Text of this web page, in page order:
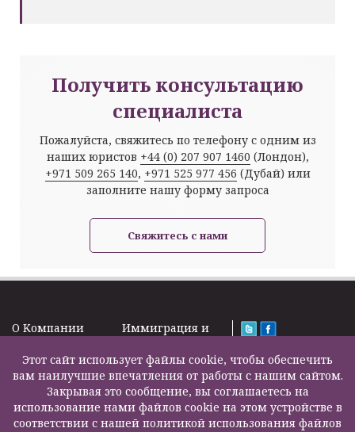
Получить консультацию
специалиста
Пожалуйста, свяжитесь по телефону с одним из
наших юристов +44 (0) 207 907 1460 (Лондон),
+971 509 265 140, +971 525 977 456 (Дубай) или
заполните нашу форму запроса
Свяжитесь с нами
O Kомпании
Подписка на
новости
Задать вопрос
Карта сайта
Контакты
Иммиграция и
Налоги и пенсии
Бизнес услуги
Недвижимость
Образование
Страхование
2000 – 2026©
F200500002
Этот сайт использует файлы cookie, чтобы обеспечить
вам наилучшие впечатления от работы с нашим сайтом.
Закрывая это сообщение, вы соглашаетесь на
использование нами файлов cookie на этом устройстве в
соответствии с нашей политикой использования файлов